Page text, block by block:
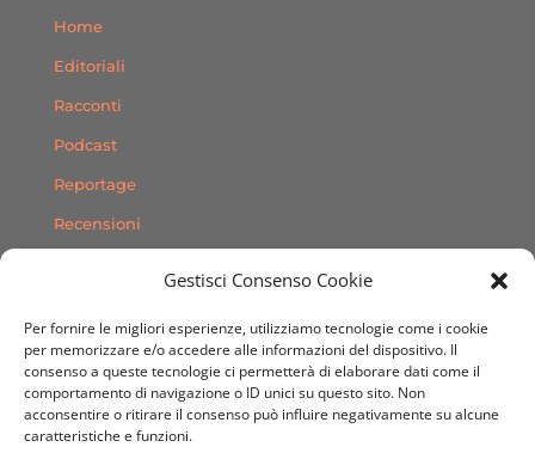
Gestisci Consenso Cookie
Per fornire le migliori esperienze, utilizziamo tecnologie come i cookie
per memorizzare e/o accedere alle informazioni del dispositivo. Il
consenso a queste tecnologie ci permetterà di elaborare dati come il
comportamento di navigazione o ID unici su questo sito. Non
acconsentire o ritirare il consenso può influire negativamente su alcune
caratteristiche e funzioni.
Home
Editoriali
Racconti
Podcast
Reportage
Recensioni
Contatti
SEGUICI SUI SOCIAL